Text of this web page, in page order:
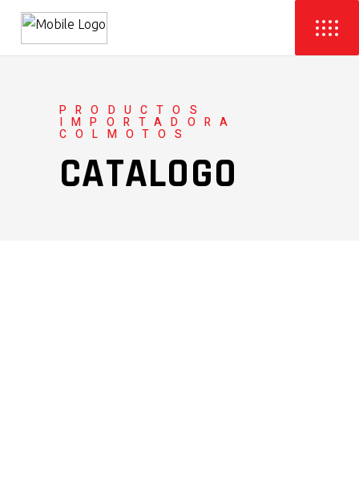
PRODUCTOS
IMPORTADORA
COLMOTOS
CATALOGO